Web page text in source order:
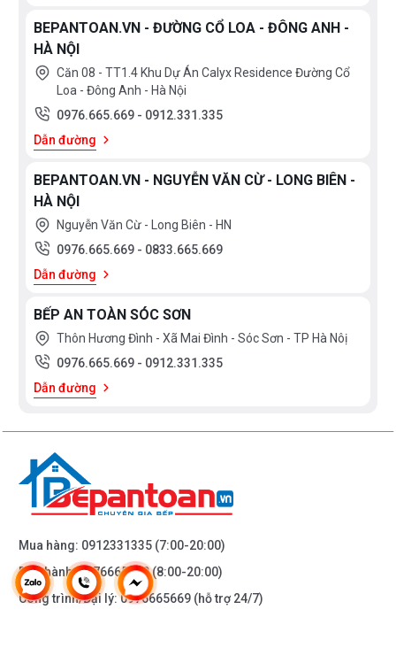
BEPANTOAN.VN - ĐƯỜNG CỔ LOA - ĐÔNG ANH -
HÀ NỘI
Căn 08 - TT1.4 Khu Dự Án Calyx Residence Đường Cổ
Loa - Đông Anh - Hà Nội
0976.665.669 - 0912.331.335
Dẫn đường
BEPANTOAN.VN - NGUYỄN VĂN CỪ - LONG BIÊN -
HÀ NỘI
Nguyễn Văn Cừ - Long Biên - HN
0976.665.669 - 0833.665.669
Dẫn đường
BẾP AN TOÀN SÓC SƠN
Thôn Hương Đình - Xã Mai Đình - Sóc Sơn - TP Hà Nôị
0976.665.669 - 0912.331.335
Dẫn đường
Mua hàng: 0912331335 (7:00-20:00)
Bảo hành:0976665669(8:00-20:00)
Công trình/Đại lý:0976665669 (hỗ trợ 24/7)